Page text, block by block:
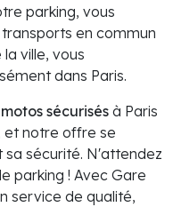
parking, vous
en commun
ville, vous
dans Paris.
sécurisés à Paris
et notre offre se
sa sécurité. N'attendez
parking ! Avec Gare
service de qualité,